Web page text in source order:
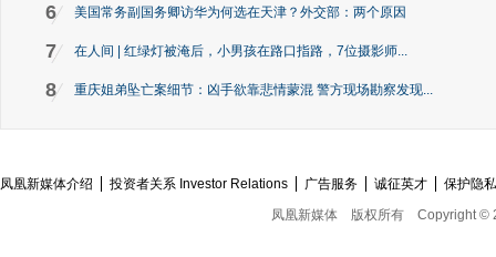
6 美国常务副国务卿访华为何选在天津？外交部：两个原因
7 在人间 | 红绿灯被淹后，小男孩在路口指路，7位摄影师...
8 重庆姐弟坠亡案细节：凶手欲靠悲情蒙混 警方现场勘察发现...
凤凰新媒体介绍 投资者关系 Investor Relations 广告服务 诚征英才
保护隐
凤凰新媒体
版权所有 Copyright ©